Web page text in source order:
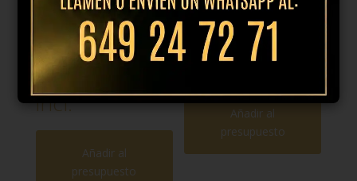
Plato postre
21cm mosaic
oliva
13,95
incl.
Añadir al
presupuesto
Plato pan 12cm
mosaic oliva
6,95€ IVA incl.
Añadir al
presupuesto